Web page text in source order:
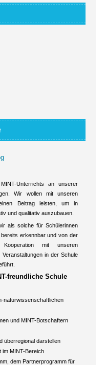
Unterrichts an unserer
Wir wollen mit unseren
einen Beitrag leisten, um in
und qualitativ auszubauen.
als solche für Schülerinnen
erkennbar und von der
mit unseren
in der Schule
freundliche Schule
naturwissenschaftlichen
und MINT-Botschaftern
überregional darstellen
im MINT-Bereich
dem Partnerprogramm für